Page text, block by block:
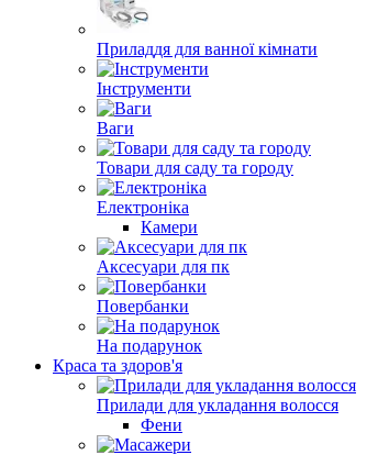
Приладдя для ванної кімнати
Інструменти
Ваги
Товари для саду та городу
Електроніка
Камери
Aксесуари для пк
Повербанки
На подарунок
Краса та здоров'я
Прилади для укладання волосся
Фени